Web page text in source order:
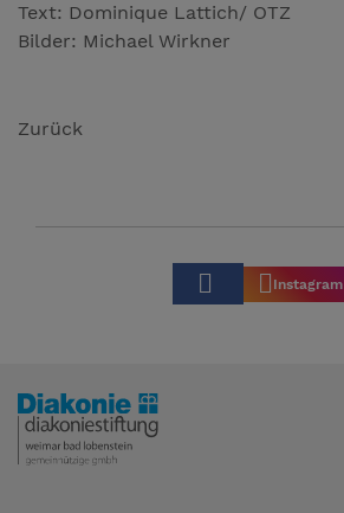
Text: Dominique Lattich/ OTZ
Bilder: Michael Wirkner
Zurück
Instagram